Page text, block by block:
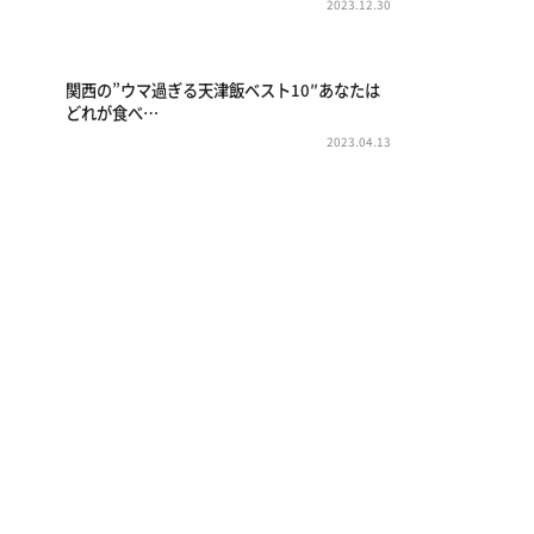
2023.12.30
関西の”ウマ過ぎる天津飯ベスト10″あなたは
どれが食べ…
2023.04.13